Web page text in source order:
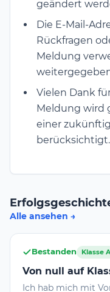
geändert
Die E-Mail-
Rückfragen
Meldung
Vielen Dank
Meldung wird
einer
berücksichtigt.
Alle ansehen
Bestanden Klasse A
Von null auf
Ich hab mich mit